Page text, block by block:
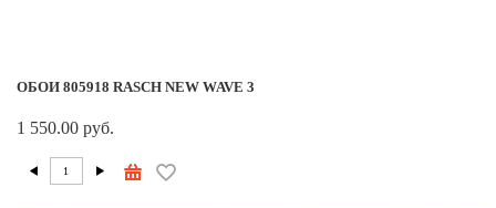
ОБОИ 805918 RASCH NEW WAVE 3
1 550.00 руб.